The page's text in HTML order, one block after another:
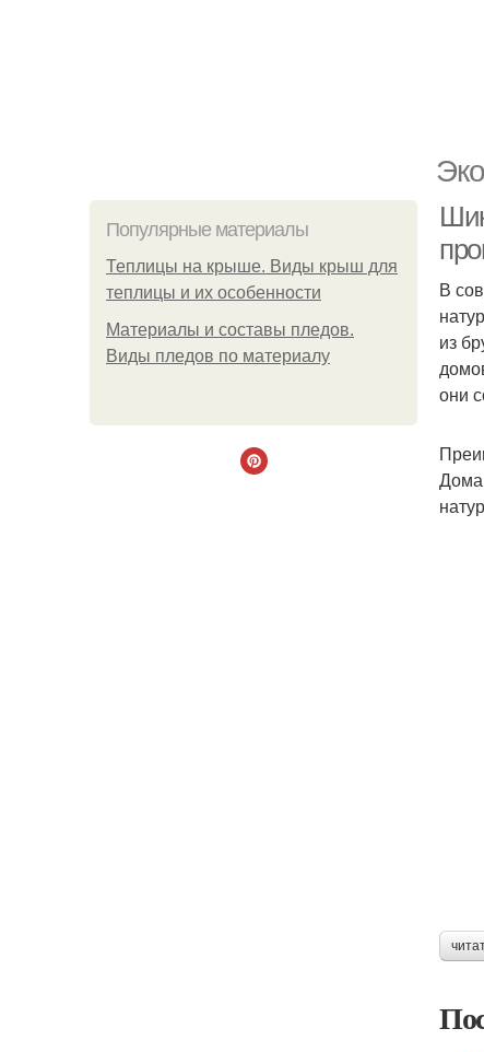
Популярные материалы
Теплицы на крыше. Виды крыш для
теплицы и их особенности
Материалы и составы пледов.
Виды пледов по материалу
В
из
они
Дома